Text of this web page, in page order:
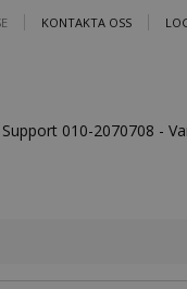
KONTAKTA OSS
Support 010-2070708 -